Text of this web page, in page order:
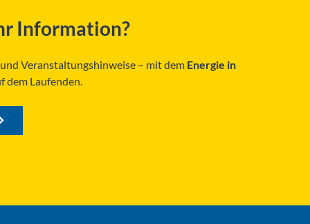
Information?
Veranstaltungshinweise – mit dem Energie in
dem Laufenden.